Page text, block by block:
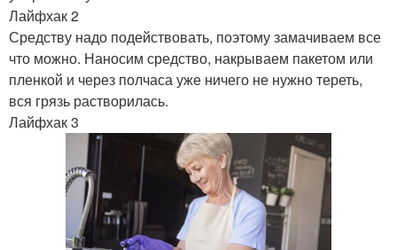
Лайфхак 2
Средству надо подействовать, поэтому замачиваем все
что можно. Наносим средство, накрываем пакетом или
пленкой и через полчаса уже ничего не нужно тереть,
вся грязь растворилась.
Лайфхак 3